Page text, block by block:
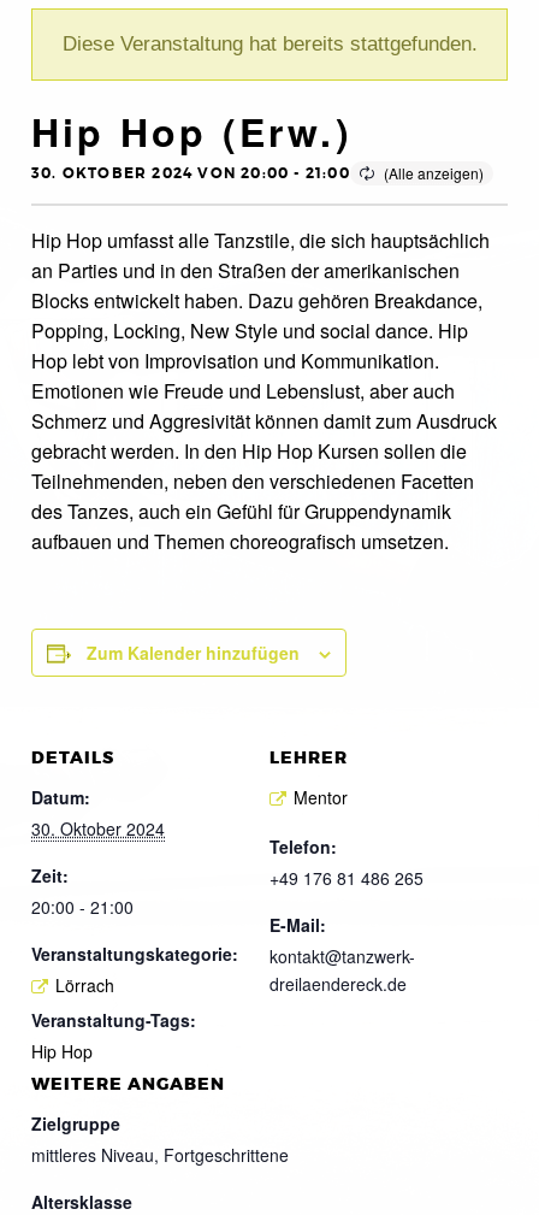
Diese Veranstaltung hat bereits stattgefunden.
Hip Hop (Erw.)
30. OKTOBER 2024 VON 20:00 - 21:00
Hip Hop umfasst alle Tanzstile, die sich hauptsächlich
an Parties und in den Straßen der amerikanischen
Blocks entwickelt haben. Dazu gehören Breakdance,
Popping, Locking, New Style und social dance. Hip
Hop lebt von Improvisation und Kommunikation.
Emotionen wie Freude und Lebenslust, aber auch
Schmerz und Aggresivität können damit zum Ausdruck
gebracht werden. In den Hip Hop Kursen sollen die
Teilnehmenden, neben den verschiedenen Facetten
des Tanzes, auch ein Gefühl für Gruppendynamik
aufbauen und Themen choreografisch umsetzen.
Zum Kalender hinzufügen
DETAILS
Datum:
30. Oktober 2024
Zeit:
20:00 - 21:00
Veranstaltungskategorie:
Lörrach
Veranstaltung-Tags:
Hip Hop
LEHRER
Mentor
Telefon:
+49 176 81 486 265
E-Mail:
kontakt@tanzwerk-
dreilaendereck.de
WEITERE ANGABEN
Zielgruppe
mittleres Niveau, Fortgeschrittene
Altersklasse